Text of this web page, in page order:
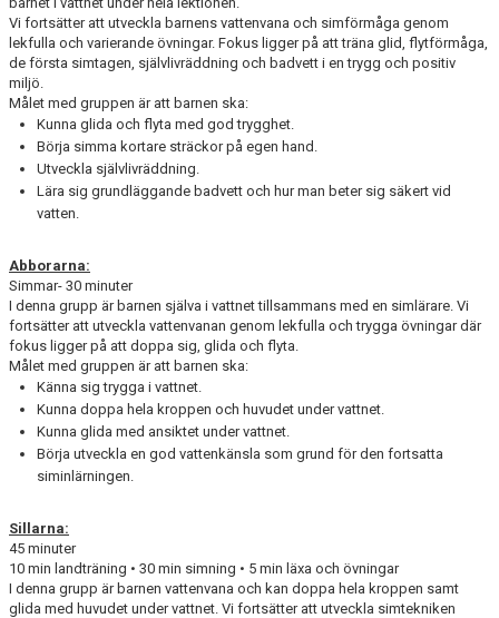
Vi fortsätter att utveckla barnens vattenvana och simförmåga genom
lekfulla och varierande övningar. Fokus ligger på att träna glid, flytförmåga,
de första simtagen, självlivräddning och badvett i en trygg och positiv
miljö.
Målet med gruppen är att barnen ska:
Kunna glida och flyta med god trygghet.
Börja simma kortare sträckor på egen hand.
Utveckla självlivräddning.
Lära sig grundläggande badvett och hur man beter sig säkert vid
vatten.
Abborarna:
Simmar- 30 minuter
I denna grupp är barnen själva i vattnet tillsammans med en simlärare. Vi
fortsätter att utveckla vattenvanan genom lekfulla och trygga övningar där
fokus ligger på att doppa sig, glida och flyta.
Målet med gruppen är att barnen ska:
Känna sig trygga i vattnet.
Kunna doppa hela kroppen och huvudet under vattnet.
Kunna glida med ansiktet under vattnet.
Börja utveckla en god vattenkänsla som grund för den fortsatta
siminlärningen.
Sillarna:
45 minuter
10 min landträning • 30 min simning • 5 min läxa och övningar
I denna grupp är barnen vattenvana och kan doppa hela kroppen samt
glida med huvudet under vattnet. Vi fortsätter att utveckla simtekniken